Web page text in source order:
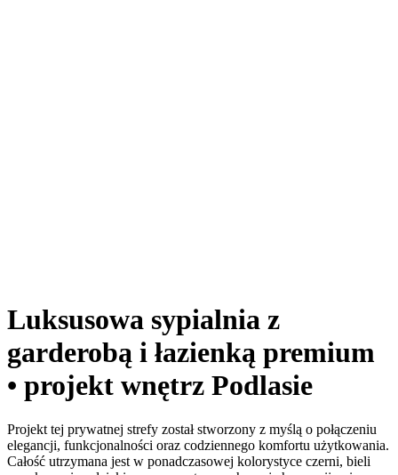
Luksusowa sypialnia z
garderobą i łazienką premium
• projekt wnętrz Podlasie
Projekt tej prywatnej strefy został stworzony z myślą o połączeniu
elegancji, funkcjonalności oraz codziennego komfortu użytkowania.
Całość utrzymana jest w ponadczasowej kolorystyce czerni, bieli